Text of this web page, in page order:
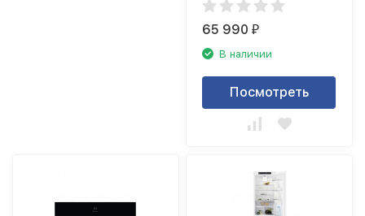
65 990₽
В наличии
Посмотреть